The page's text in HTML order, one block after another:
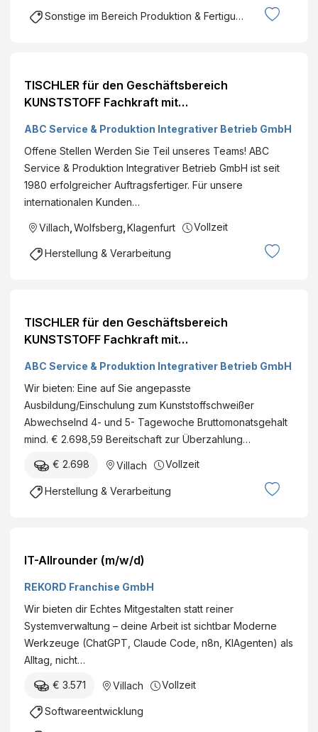
Sonstige im Bereich Produktion & Fertigung
TISCHLER für den Geschäftsbereich
KUNSTSTOFF Fachkraft mit
Genders)
ABC Service & Produktion Integrativer Betrieb GmbH
Offene Stellen Werden Sie Teil unseres Teams! ABC
Service & Produktion Integrativer Betrieb GmbH ist seit
1980 erfolgreicher Auftragsfertiger. Für unsere
internationalen Kunden…
Villach Wolfsberg Klagenfurt Vollzeit
Herstellung & Verarbeitung
TISCHLER für den Geschäftsbereich
KUNSTSTOFF Fachkraft mit
Genders)
ABC Service & Produktion Integrativer Betrieb GmbH
Wir bieten: Eine auf Sie angepasste
Ausbildung/Einschulung zum Kunststoffschweißer
Abwechselnd 4- und 5- Tagewoche Bruttomonatsgehalt
mind. € 2.698,59 Bereitschaft zur Überzahlung…
€ 2.698 Villach Vollzeit
Herstellung & Verarbeitung
IT-Allrounder (m/w/d)
REKORD Franchise GmbH
Wir bieten dir Echtes Mitgestalten statt reiner
Systemverwaltung – deine Arbeit ist sichtbar Moderne
Werkzeuge (ChatGPT, Claude Code, n8n, KIAgenten) als
Alltag, nicht…
€ 3.571 Villach Vollzeit
Softwareentwicklung